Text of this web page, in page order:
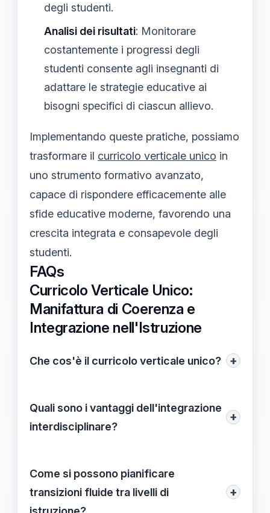
degli studenti.
Analisi dei risultati: Monitorare
costantemente i progressi degli
studenti consente agli insegnanti di
adattare le strategie educative ai
bisogni specifici di ciascun allievo.
Implementando queste pratiche, possiamo
trasformare il curricolo verticale unico in
uno strumento formativo avanzato,
capace di rispondere efficacemente alle
sfide educative moderne, favorendo una
crescita integrata e consapevole degli
studenti.
FAQs
Curricolo Verticale Unico:
Manifattura di Coerenza e
Integrazione nell'Istruzione
Che cos'è il curricolo verticale unico? +
educativo che integra diverse discipline
mantenendo coerenza e continuità
Quali sono i vantaggi dell'integrazione
interdisciplinare?
+
motivazione degli studenti, facilitando che
questi vedano collegamenti tra diversi
campi del sapere e, di conseguenza,
Come si possono pianificare
transizioni fluide tra livelli di
+